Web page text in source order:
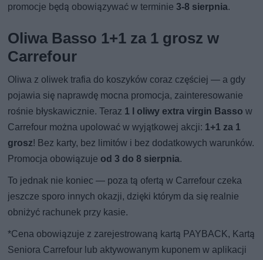
promocje będą obowiązywać w terminie3-8 sierpnia.
Oliwa Basso 1+1 za 1 grosz w
Carrefour
Oliwa z oliwek trafia do koszyków coraz częściej — a gdy
pojawia się naprawdę mocna promocja, zainteresowanie
rośnie błyskawicznie. Teraz 1 l oliwy extra virgin Basso w
Carrefour można upolować w wyjątkowej akcji: 1+1 za 1
grosz! Bez karty, bez limitów i bez dodatkowych warunków.
Promocja obowiązuje od 3 do 8 sierpnia.
To jednak nie koniec — poza tą ofertą w Carrefour czeka
jeszcze sporo innych okazji, dzięki którym da się realnie
obniżyć rachunek przy kasie.
*Cena obowiązuje z zarejestrowaną kartą PAYBACK, Kartą
Seniora Carrefour lub aktywowanym kuponem w aplikacji